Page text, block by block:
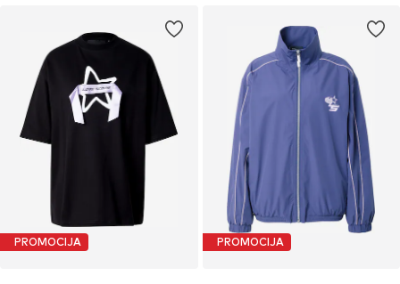
PROMOCIJA PROMOCIJA